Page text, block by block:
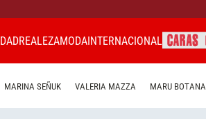
REALEZAMODAINTERNACIONAL
MARINA SEÑUK VALERIA MAZZA MARU BOTANA